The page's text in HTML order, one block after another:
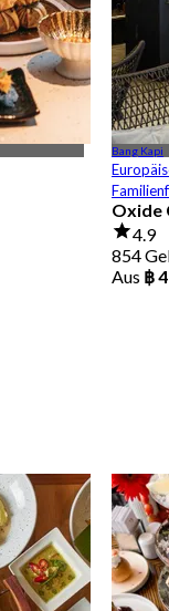
Bang Kapi
Oxide
4.9
854
Aus ฿